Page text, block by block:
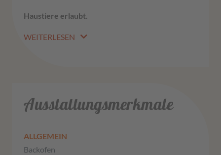
Haustiere erlaubt.
WEITERLESEN
Ausstattungsmerkmale
ALLGEMEIN
Backofen